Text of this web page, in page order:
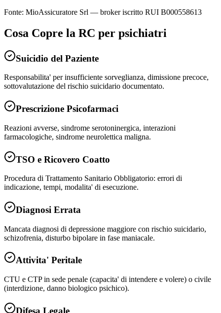
Fonte: MioAssicuratore Srl — broker iscritto RUI B000558613
Cosa Copre la RC per psichiatri
Suicidio del Paziente
Responsabilita' per insufficiente sorveglianza, dimissione precoce,
sottovalutazione del rischio suicidario documentato.
Prescrizione Psicofarmaci
Reazioni avverse, sindrome serotoninergica, interazioni
farmacologiche, sindrome neurolettica maligna.
TSO e Ricovero Coatto
Procedura di Trattamento Sanitario Obbligatorio: errori di
indicazione, tempi, modalita' di esecuzione.
Diagnosi Errata
Mancata diagnosi di depressione maggiore con rischio suicidario,
schizofrenia, disturbo bipolare in fase maniacale.
Attivita' Peritale
CTU e CTP in sede penale (capacita' di intendere e volere) o civile
(interdizione, danno biologico psichico).
Difesa Legale